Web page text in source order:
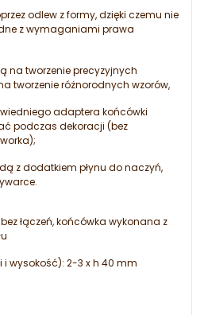
odlew z formy, dzięki czemu nie
z wymaganiami prawa
na tworzenie precyzyjnych
tworzenie różnorodnych wzorów,
adaptera końcówki
podczas dekoracji (bez
z dodatkiem płynu do naczyń,
łączeń, końcówka wykonana z
i wysokość): 2-3 x h 40 mm